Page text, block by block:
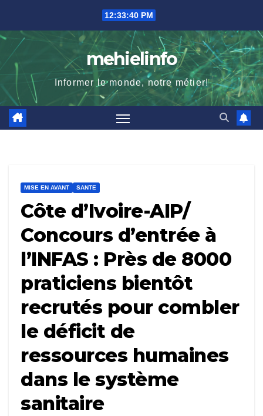
content
12:33:41 PM
mehielinfo
Informer le monde, notre métier!
MISE EN AVANT SANTE
Côte d’Ivoire-AIP/
Concours d’entrée à
l’INFAS : Près de 8000
praticiens bientôt
recrutés pour combler
le déficit de
ressources humaines
dans le système
sanitaire